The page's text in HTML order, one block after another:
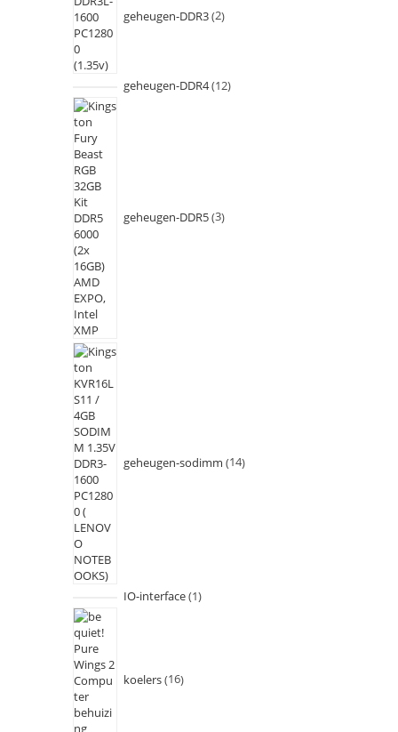
geheugen-DDR3 2
geheugen-DDR4 12
geheugen-DDR5 3
geheugen-sodimm 14
IO-interface 1
koelers 16